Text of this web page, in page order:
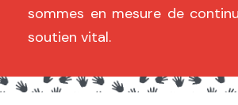
sommes en mesure de
soutien vital.